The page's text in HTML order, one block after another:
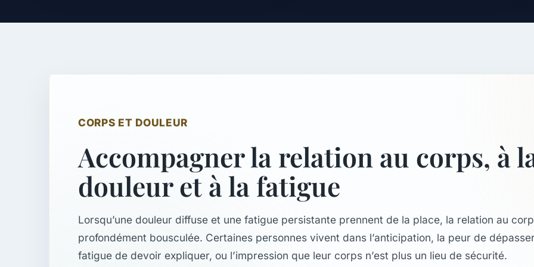
CORPS ET DOULEUR
Accompagner la relation au corps, à
douleur et à la fatigue
Lorsqu’une douleur diffuse et une fatigue persistante prennent de la place, la relation au
profondément bousculée. Certaines personnes vivent dans l’anticipation, la peur de
fatigue de devoir expliquer, ou l’impression que leur corps n’est plus un lieu de sécurité.